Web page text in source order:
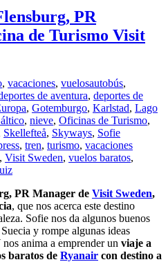
PR
de Turismo Visit
, vacaciones, vuelosautobús,
de aventura, deportes de
, Gotemburgo, Karlstad, Lago
, nieve, Oficinas de Turismo,
Skellefteå, Skyways, Sofie
, tren, turismo, vacaciones
, Visit Sweden, vuelos baratos,
PR Manager de Visit Sweden,
, que nos acerca este destino
Sofie nos da algunos buenos
y rompe algunas ideas
anima a emprender un viaje a
baratos de Ryanair con destino a